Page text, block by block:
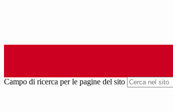
Campo di ricerca per le pagine del sito